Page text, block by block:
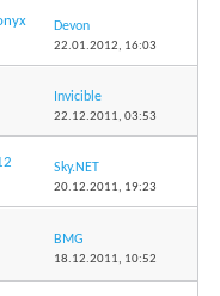
Devon
22.01.2012, 16:03
Invicible
22.12.2011, 03:53
Sky.NET
20.12.2011, 19:23
BMG
18.12.2011, 10:52